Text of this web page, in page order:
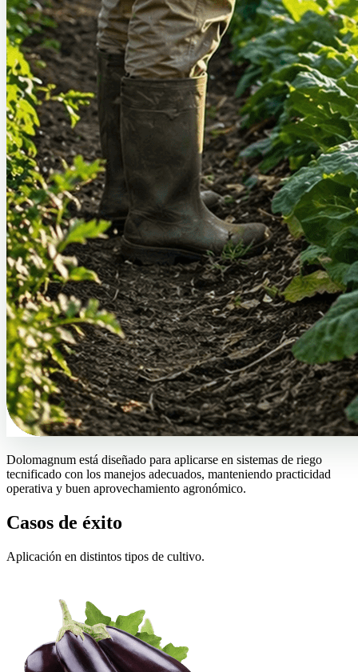
Dolomagnum está diseñado para aplicarse en sistemas de riego
tecnificado con los manejos adecuados, manteniendo practicidad
operativa y buen aprovechamiento agronómico.
Casos de éxito
Aplicación en distintos tipos de cultivo.